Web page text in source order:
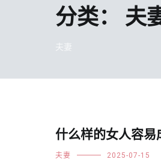
分类： 夫
夫妻
什么样的女人容易
夫妻 2025-07-15